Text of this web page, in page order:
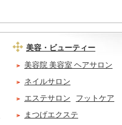
美容・ビューティー
美容院 美容室 ヘアサロン
ネイルサロン
エステサロン
フットケア
まつげエクステ